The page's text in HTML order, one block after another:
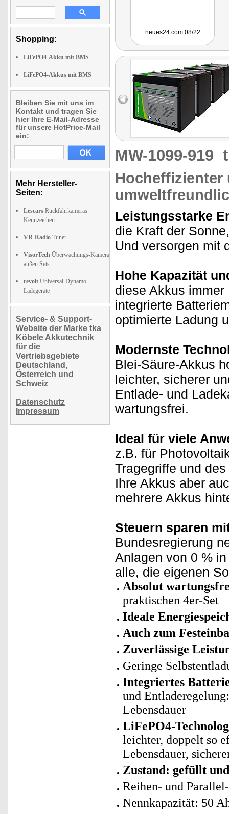
Shopping:
LiFePO4-Akku mit BMS
LiFePO4-Akkus mit BMS
Bleiben Sie mit uns im
Kontakt und tragen Sie
hier Ihre E-Mail-Adresse
für unsere HotPrice-Mail
ein:
Mehr Hersteller-
Seiten:
Lescars Rückfahrkameras
Kennzeichen
VR-Radio Tuner
VisorTech Überwachungs-Kamera
außen Sets
revolt Universal-Dynamo-
Ladegeräte
Service- & Support-
Website der Marke tka
Köbele Akkutechnik
für die
Vertriebsgebiete
Deutschland,
Österreich und
Schweiz
Datenschutz
Impressum
neues24.com 08/22
MW-1099-919
Hocheffizienter
Leistungsstarke
die Kraft der
Und versorgen mit
Hohe Kapazität
diese Akkus
integrierte
optimierte Ladung
Modernste
Blei-Säure-Akkus
leichter, sicherer
Entlade- und
wartungsfrei.
Ideal für viele
z.B. für
Tragegriffe und
Ihre Akkus aber
mehrere Akkus
Steuern sparen
Bundesregierung
Anlagen von 0 %
alle, die eigenen
Absolut
praktischen 4er-Set
Ideale
Auch zum
Zuverlässige
Geringe
Integriertes
und
Lebensdauer
LiFePO4-
leichter, doppelt so
Lebensdauer,
Zustand: gefüllt
Reihen- und
Nennkapazität: 50